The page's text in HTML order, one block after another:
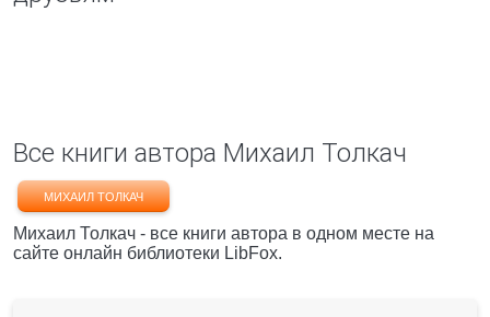
Все книги автора Михаил Толкач
МИХАИЛ ТОЛКАЧ
Михаил Толкач - все книги автора в одном месте на
сайте онлайн библиотеки LibFox.